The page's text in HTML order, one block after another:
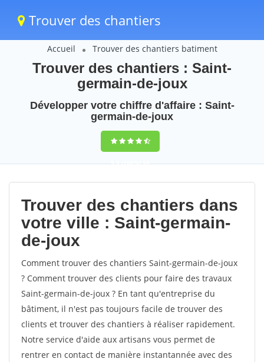
Trouver des chantiers
Accueil Trouver des chantiers batiment
Trouver des chantiers : Saint-
germain-de-joux
Développer votre chiffre d'affaire : Saint-
germain-de-joux
9,5(100%)54
votes
Trouver des chantiers dans
votre ville : Saint-germain-
de-joux
Comment trouver des chantiers Saint-germain-de-joux
? Comment trouver des clients pour faire des travaux
Saint-germain-de-joux ? En tant qu'entreprise du
bâtiment, il n'est pas toujours facile de trouver des
clients et trouver des chantiers à réaliser rapidement.
Notre service d'aide aux artisans vous permet de
rentrer en contact de manière instantannée avec des